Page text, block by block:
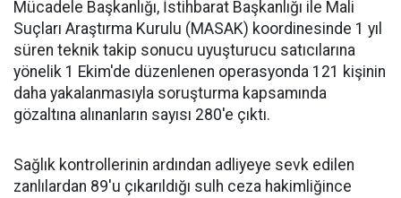
Mücadele Başkanlığı, İstihbarat Başkanlığı ile Mali
Suçları Araştırma Kurulu (MASAK) koordinesinde 1 yıl
süren teknik takip sonucu uyuşturucu satıcılarına
yönelik 1 Ekim'de düzenlenen operasyonda 121 kişinin
daha yakalanmasıyla soruşturma kapsamında
gözaltına alınanların sayısı 280'e çıktı.
Sağlık kontrollerinin ardından adliyeye sevk edilen
zanlılardan 89'u çıkarıldığı sulh ceza hakimliğince